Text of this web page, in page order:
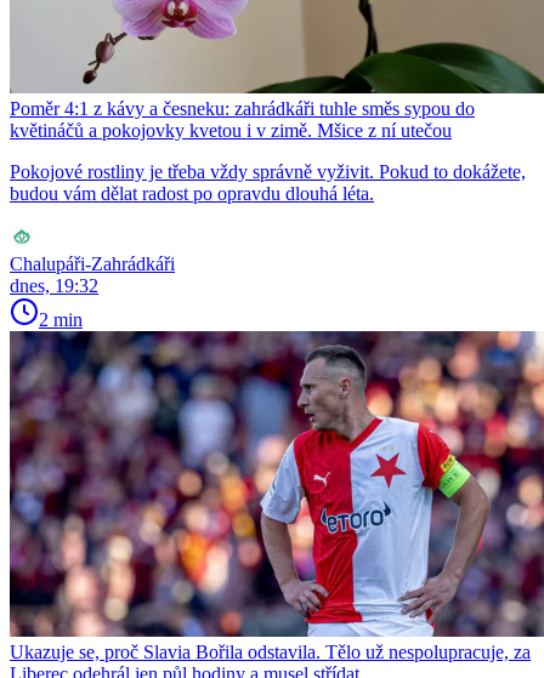
Poměr 4:1 z kávy a česneku: zahrádkáři tuhle směs sypou do
květináčů a pokojovky kvetou i v zimě. Mšice z ní utečou
Pokojové rostliny je třeba vždy správně vyživit. Pokud to dokážete,
budou vám dělat radost po opravdu dlouhá léta.
Chalupáři-Zahrádkáři
dnes, 19:32
2 min
Ukazuje se, proč Slavia Bořila odstavila. Tělo už nespolupracuje, za
Liberec odehrál jen půl hodiny a musel střídat